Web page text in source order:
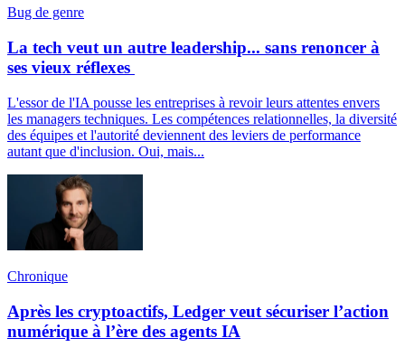
Bug de genre
La tech veut un autre leadership... sans renoncer à
ses vieux réflexes
L'essor de l'IA pousse les entreprises à revoir leurs attentes envers
les managers techniques. Les compétences relationnelles, la diversité
des équipes et l'autorité deviennent des leviers de performance
autant que d'inclusion. Oui, mais...
Chronique
Après les cryptoactifs, Ledger veut sécuriser l’action
numérique à l’ère des agents IA